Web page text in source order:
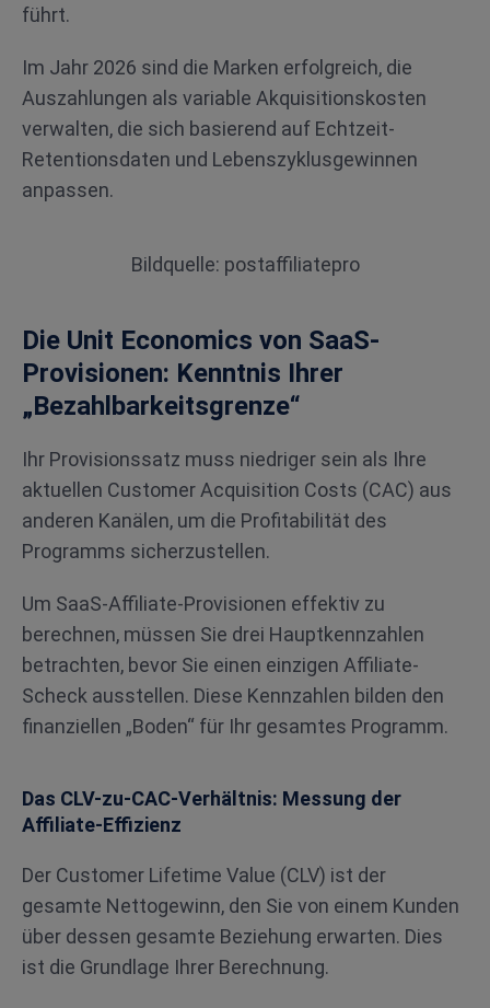
führt.
Im Jahr 2026 sind die Marken erfolgreich, die
Auszahlungen als variable Akquisitionskosten
verwalten, die sich basierend auf Echtzeit-
Retentionsdaten und Lebenszyklusgewinnen
anpassen.
Bildquelle: postaffiliatepro
Die Unit Economics von SaaS-
Provisionen: Kenntnis Ihrer
„Bezahlbarkeitsgrenze“
Ihr Provisionssatz muss niedriger sein als Ihre
aktuellen Customer Acquisition Costs (CAC) aus
anderen Kanälen, um die Profitabilität des
Programms sicherzustellen.
Um SaaS-Affiliate-Provisionen effektiv zu
berechnen, müssen Sie drei Hauptkennzahlen
betrachten, bevor Sie einen einzigen Affiliate-
Scheck ausstellen. Diese Kennzahlen bilden den
finanziellen „Boden“ für Ihr gesamtes Programm.
Das CLV-zu-CAC-Verhältnis: Messung der
Affiliate-Effizienz
Der Customer Lifetime Value (CLV) ist der
gesamte Nettogewinn, den Sie von einem Kunden
über dessen gesamte Beziehung erwarten. Dies
ist die Grundlage Ihrer Berechnung.